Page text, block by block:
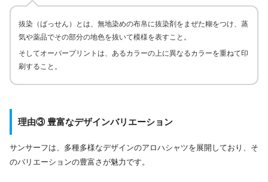
抜染（ばっせん）とは、無地染めの布帛 に抜染剤をまぜた糊をつけ、蒸
気や薬品でその部分の地色を抜いて模様を表すこと。
そしてオーバープリントは、あるカラーの上に異なるカラーを重ねて印
刷すること。
理由③ 豊富なデザインバリエーション
サンサーフは、多種多様なデザインのアロハシャツを展開しており、そ
のバリエーションの豊富さが魅力です。